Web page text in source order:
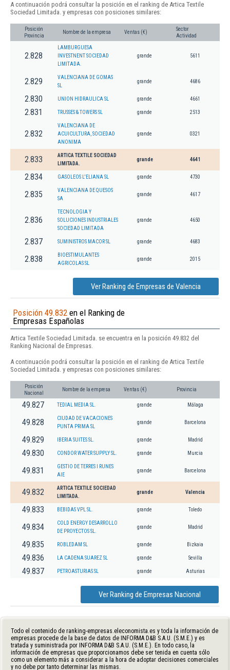
A continuación podrá consultar la posición en el ranking de Artica Textile
Sociedad Limitada. y empresas con posiciones similares:
Posición
Provincia
Nombre de la empresa Ventas (€)
Sector
Actividad
2.828
LAMBURGUESA
INVESTNENT SOCIEDAD
LIMITADA.
grande 5611
2.829
VALENCIANA DE GOMAS
SL
grande 4686
2.830 UNION HIDRAULICA SL grande 4661
2.831 TRUSSES & TOWERS SL grande 2513
2.832
VALENCIANA DE
ACUICULTURA, SOCIEDAD
ANONIMA
grande 0321
2.833
ARTICA TEXTILE SOCIEDAD
LIMITADA.
grande 4641
2.834 GASOLEOS L'ELIANA SL grande 4730
2.835
VALENCIANA DE QUESOS
SA
grande 4617
2.836
TECNOLOGIA Y
SOLUCIONES INDUSTRIALES
SOCIEDAD LIMITADA
grande 4650
2.837 SUMINISTROS MACOR SL grande 4683
2.838
BIOESTIMULANTES
AGRICOLAS SL
grande 2015
Ver Ranking de Empresas de Valencia
Posición 49.832 en el Ranking de
Empresas Españolas
Artica Textile Sociedad Limitada. se encuentra en la posición 49.832 del
Ranking Nacional de Empresas.
A continuación podrá consultar la posición en el ranking de Artica Textile
Sociedad Limitada. y empresas con posiciones similares:
Posición
Nacional
Nombre de la empresa Ventas (€) Provincia
49.827 TEDIAL MEDIA SL. grande Málaga
49.828
CIUDAD DE VACACIONES
PUNTA PRIMA SL
grande Barcelona
49.829 IBERIA SUITES SL. grande Madrid
49.830 CONDOR WATER SUPPLY SL. grande Murcia
49.831
GESTIO DE TERRES I RUNES
AIE
grande Barcelona
49.832
ARTICA TEXTILE SOCIEDAD
LIMITADA.
grande Valencia
49.833 BEBIDAS VPL SL. grande Toledo
49.834
COLD ENERGY DESARROLLO
DE PROYECTOS SL.
grande Madrid
49.835 ROBLEDAM SL grande Bizkaia
49.836 LA CADENA SUAREZ SL grande Sevilla
49.837 PETROASTURIAS SL grande Asturias
Ver Ranking de Empresas Nacional
Todo el contenido de ranking-empresas.eleconomista.es y toda la información de
empresas procede de la base de datos de INFORMA D&B S.A.U. (S.M.E.) y es
tratada y suministrada por INFORMA D&B S.A.U. (S.M.E.). En todo caso, la
información de empresas que proporcionamos debe ser tenida en cuenta sólo
como un elemento más a considerar a la hora de adoptar decisiones comerciales
y no debe por tanto determinar las mismas.